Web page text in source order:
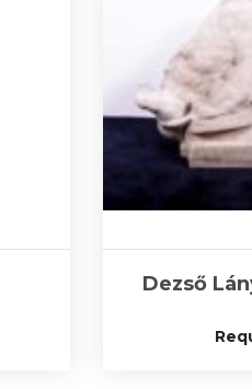
Dezső